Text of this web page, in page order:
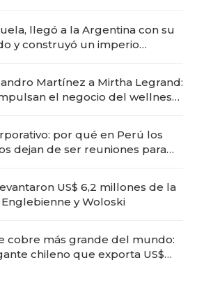
llegó a la Argentina con su
y construyó un imperio
Martínez a Mirtha Legrand:
el negocio del wellness
por qué en Perú los
dejan de ser reuniones para
US$ 6,2 millones de la
y Woloski
cobre más grande del mundo:
chileno que exporta US$